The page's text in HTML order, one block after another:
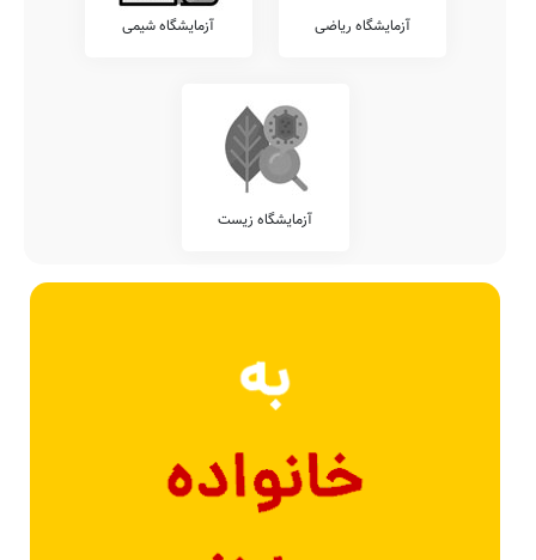
آزمایشگاه ریاضی آزمایشگاه شیمی
آزمایشگاه زیست